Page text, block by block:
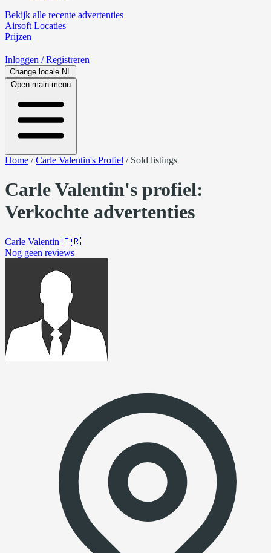
Bekijk alle recente advertenties
Airsoft Locaties
Prijzen
Inloggen / Registreren
Change locale NL
Open main menu
Home /Carle Valentin's Profiel / Sold listings
Carle Valentin's profiel:
Verkochte advertenties
Carle Valentin 🇫🇷
Nog geen reviews